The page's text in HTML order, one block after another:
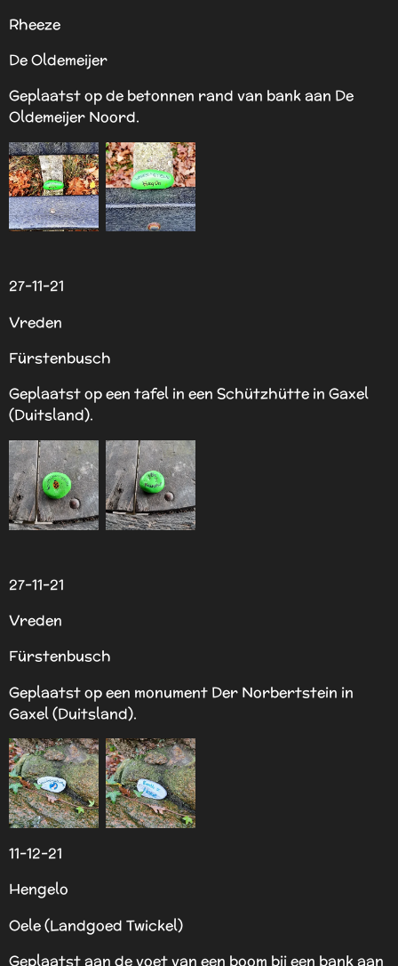
Rheeze
De Oldemeijer
Geplaatst op de betonnen rand van bank aan De
Oldemeijer Noord.
27-11-21
Vreden
Fürstenbusch
Geplaatst op een tafel in een Schützhütte in Gaxel
(Duitsland).
27-11-21
Vreden
Fürstenbusch
Geplaatst op een monument Der Norbertstein in
Gaxel (Duitsland).
11-12-21
Hengelo
Oele (Landgoed Twickel)
Geplaatst aan de voet van een boom bij een bank aan